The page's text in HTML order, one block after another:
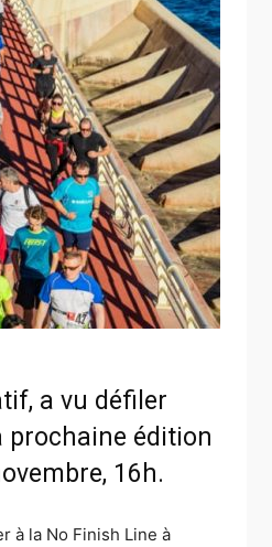
a vu défiler
prochaine édition
16h.
à la No Finish Line à